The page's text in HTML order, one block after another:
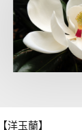
【洋玉蘭】